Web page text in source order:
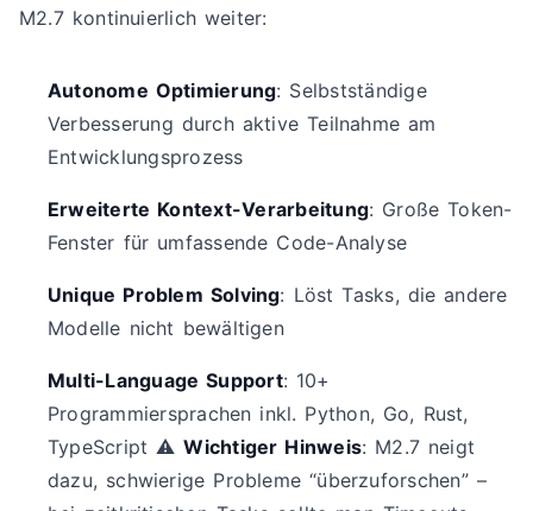
M2.7 kontinuierlich weiter:
Autonome Optimierung: Selbstständige
Verbesserung durch aktive Teilnahme am
Entwicklungsprozess
Erweiterte Kontext-Verarbeitung: Große Token-
Fenster für umfassende Code-Analyse
Unique Problem Solving: Löst Tasks, die andere
Modelle nicht bewältigen
Multi-Language Support: 10+
Programmiersprachen inkl. Python, Go, Rust,
TypeScript ⚠️Wichtiger Hinweis: M2.7 neigt
dazu, schwierige Probleme “überzuforschen” –